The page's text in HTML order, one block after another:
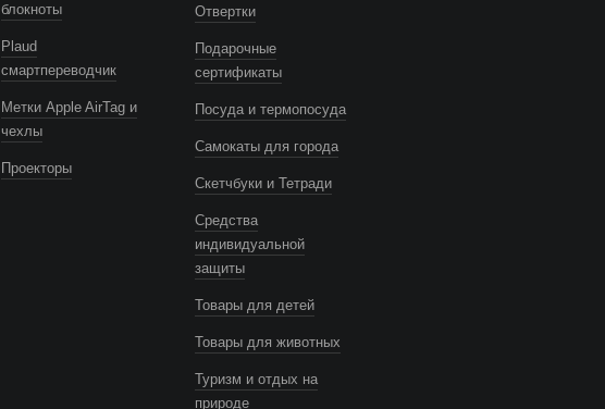
блокноты
Plaud
смартпереводчик
Метки Apple AirTag и
чехлы
Проекторы
Отвертки
Подарочные
сертификаты
Посуда и термопосуда
Самокаты для города
Скетчбуки и Тетради
Средства
индивидуальной
защиты
Товары для детей
Товары для животных
Туризм и отдых на
природе